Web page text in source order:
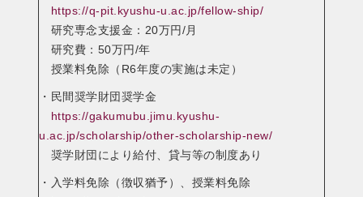
https://q-pit.kyushu-u.ac.jp/fellow-ship/
研究専念支援金：20万円/月
研究費：50万円/年
授業料免除（R6年度の実施は未定）
・民間奨学財団奨学金
https://gakumubu.jimu.kyushu-
u.ac.jp/scholarship/other-scholarship-new/
奨学財団により給付、貸与等の制度あり
・入学料免除（徴収猶予）、授業料免除